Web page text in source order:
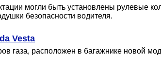
могли быть установлены рулевые
безопасности водителя.
Vesta
газа, расположен в багажнике новой